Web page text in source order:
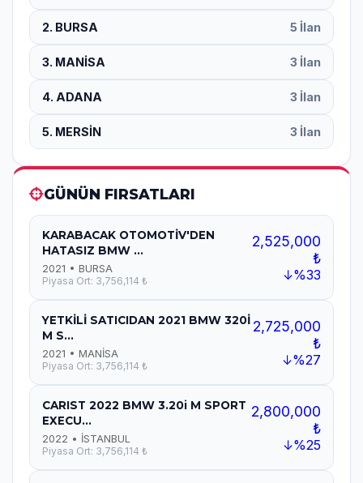
2. BURSA 5 İlan
3. MANİSA 3 İlan
4. ADANA 3 İlan
5. MERSİN 3 İlan
GÜNÜN FIRSATLARI
KARABACAK OTOMOTİV'DEN
HATASIZ BMW ...
2021 • BURSA
Piyasa Ort: 3,756,114 ₺
2,525,000
₺
↓%33
YETKİLİ SATICIDAN 2021 BMW 320İ
M S...
2021 • MANİSA
Piyasa Ort: 3,756,114 ₺
2,725,000
₺
↓%27
CARIST 2022 BMW 3.20i M SPORT
EXECU...
2022 • İSTANBUL
Piyasa Ort: 3,756,114 ₺
2,800,000
₺
↓%25